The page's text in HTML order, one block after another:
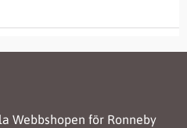
Webbshopen för Ronneby